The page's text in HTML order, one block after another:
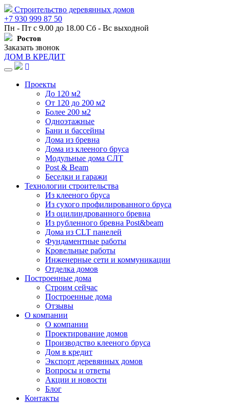
Строительство деревянных домов
+7 930 999 87 50
Пн - Пт с 9.00 до 18.00 Сб - Вс выходной
Ростов
Заказать звонок
ДОМ В КРЕДИТ
Навигация
Проекты
До 120 м2
От 120 до 200 м2
Более 200 м2
Одноэтажные
Бани и бассейны
Дома из бревна
Дома из клееного бруса
Модульные дома СЛТ
Post & Beam
Беседки и гаражи
Технологии строительства
Из клееного бруса
Из сухого профилированного бруса
Из оцилиндрованного бревна
Из рубленного бревна Post&beam
Дома из CLT панелей
Фундаментные работы
Кровельные работы
Инженерные сети и коммуникации
Отделка домов
Построенные дома
Строим сейчас
Построенные дома
Отзывы
О компании
О компании
Проектирование домов
Производство клееного бруса
Дом в кредит
Экспорт деревянных домов
Вопросы и ответы
Акции и новости
Блог
Контакты